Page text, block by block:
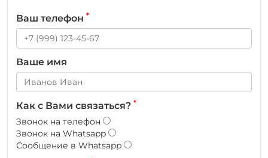
Ваш телефон *
Ваше имя
Как с Вами связаться? *
Звонок на телефон
Звонок на Whatsapp
Сообщение в Whatsapp